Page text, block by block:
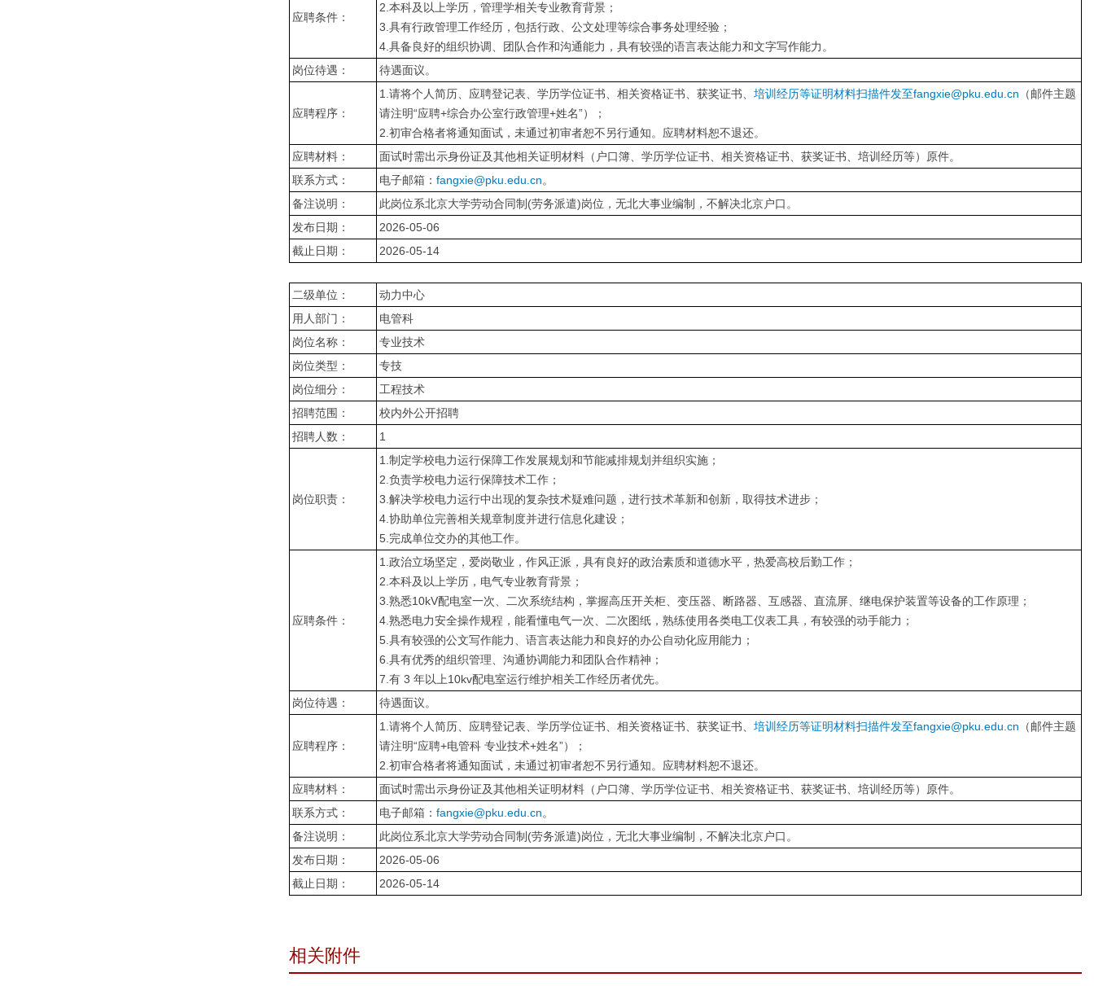
应聘条件：
2.本科及以上学历，管理学相关专业教育背景；
3.具有行政管理工作经历，包括行政、公文处理等综合事务处理经验；
4.具备良好的组织协调、团队合作和沟通能力，具有较强的语言表达能力和文字写作能力。
岗位待遇：
待遇面议。
应聘程序：
1.请将个人简历、应聘登记表、学历学位证书、相关资格证书、获奖证书、 培训经历等证明材料扫描件发至fangxie@pku.edu.cn （邮件主题
请注明“应聘+综合办公室行政管理+姓名”）；
2.初审合格者将通知面试，未通过初审者恕不另行通知。应聘材料恕不退还。
应聘材料：
面试时需出示身份证及其他相关证明材料（户口簿、学历学位证书、相关资格证书、获奖证书、培训经历等）原件。
联系方式：
电子邮箱： fangxie@pku.edu.cn。
备注说明：
此岗位系北京大学劳动合同制(劳务派遣)岗位，无北大事业编制，不解决北京户口。
发布日期：
2026-05-06
截止日期：
2026-05-14
二级单位：
动力中心
用人部门：
电管科
岗位名称：
专业技术
岗位类型：
专技
岗位细分：
工程技术
招聘范围：
校内外公开招聘
招聘人数：
1
岗位职责：
1.制定学校电力运行保障工作发展规划和节能减排规划并组织实施；
2.负责学校电力运行保障技术工作；
3.解决学校电力运行中出现的复杂技术疑难问题，进行技术革新和创新，取得技术进步；
4.协助单位完善相关规章制度并进行信息化建设；
5.完成单位交办的其他工作。
应聘条件：
1.政治立场坚定，爱岗敬业，作风正派，具有良好的政治素质和道德水平，热爱高校后勤工作；
2.本科及以上学历，电气专业教育背景；
3.熟悉10kV配电室一次、二次系统结构，掌握高压开关柜、变压器、断路器、互感器、直流屏、继电保护装置等设备的工作原理；
4.熟悉电力安全操作规程，能看懂电气一次、二次图纸，熟练使用各类电工仪表工具，有较强的动手能力；
5.具有较强的公文写作能力、语言表达能力和良好的办公自动化应用能力；
6.具有优秀的组织管理、沟通协调能力和团队合作精神；
7.有 3 年以上10kv配电室运行维护相关工作经历者优先。
岗位待遇：
待遇面议。
应聘程序：
1.请将个人简历、应聘登记表、学历学位证书、相关资格证书、获奖证书、 培训经历等证明材料扫描件发至fangxie@pku.edu.cn （邮件主题
请注明“应聘+电管科 专业技术+姓名”）；
2.初审合格者将通知面试，未通过初审者恕不另行通知。应聘材料恕不退还。
应聘材料：
面试时需出示身份证及其他相关证明材料（户口簿、学历学位证书、相关资格证书、获奖证书、培训经历等）原件。
联系方式：
电子邮箱： fangxie@pku.edu.cn。
备注说明：
此岗位系北京大学劳动合同制(劳务派遣)岗位，无北大事业编制，不解决北京户口。
发布日期：
2026-05-06
截止日期：
2026-05-14
相关附件